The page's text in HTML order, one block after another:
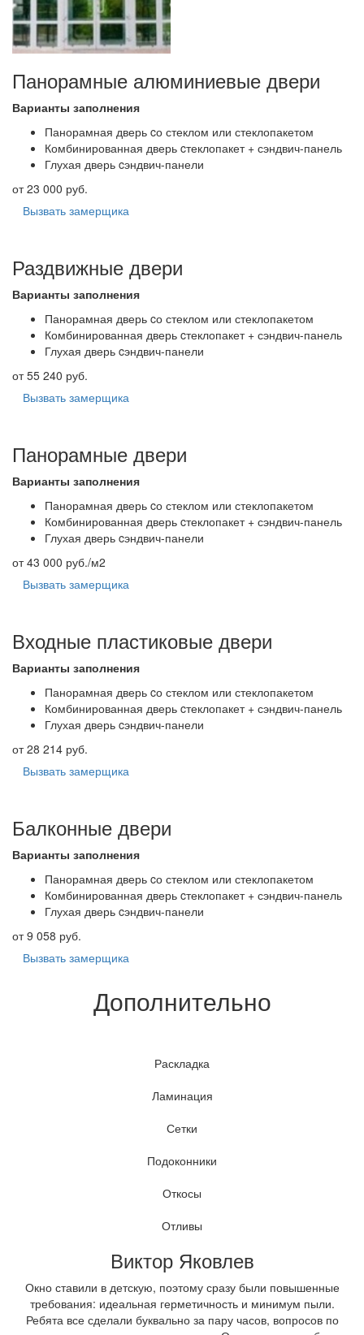
Панорамные алюминиевые двери
Варианты заполнения
Панорамная дверь cо стеклом или стеклопакетом
Комбинированная дверь cтеклопакет + сэндвич-панель
Глухая дверь cэндвич-панели
от 23 000 руб.
Вызвать замерщика
Раздвижные двери
Варианты заполнения
Панорамная дверь cо стеклом или стеклопакетом
Комбинированная дверь cтеклопакет + сэндвич-панель
Глухая дверь cэндвич-панели
от 55 240 руб.
Вызвать замерщика
Панорамные двери
Варианты заполнения
Панорамная дверь cо стеклом или стеклопакетом
Комбинированная дверь cтеклопакет + сэндвич-панель
Глухая дверь cэндвич-панели
от 43 000 руб./м2
Вызвать замерщика
Входные пластиковые двери
Варианты заполнения
Панорамная дверь cо стеклом или стеклопакетом
Комбинированная дверь cтеклопакет + сэндвич-панель
Глухая дверь cэндвич-панели
от 28 214 руб.
Вызвать замерщика
Балконные двери
Варианты заполнения
Панорамная дверь cо стеклом или стеклопакетом
Комбинированная дверь cтеклопакет + сэндвич-панель
Глухая дверь cэндвич-панели
от 9 058 руб.
Вызвать замерщика
Дополнительно
Раскладка
Ламинация
Сетки
Подоконники
Откосы
Отливы
Виктор Яковлев
Окно ставили в детскую, поэтому сразу были повышенные
требования: идеальная герметичность и минимум пыли.
Ребята все сделали буквально за пару часов, вопросов по